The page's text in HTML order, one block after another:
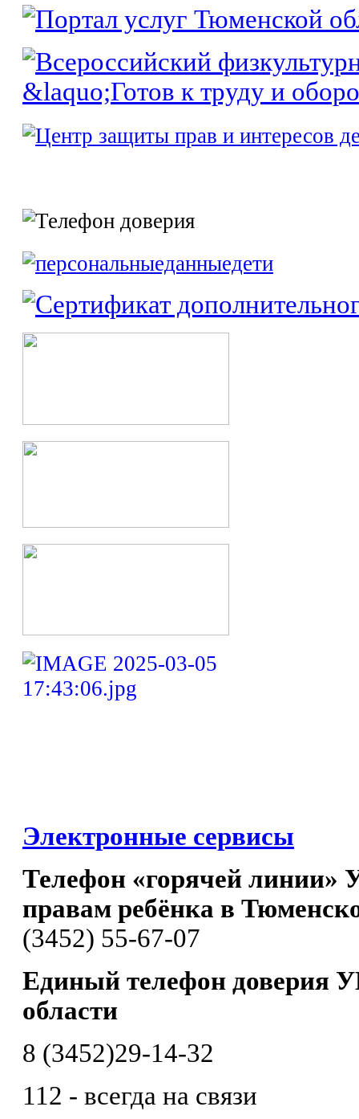
Электронные сервисы
Телефон «горячей линии»
правам ребёнка в
(3452) 55-67-07
Единый телефон доверия
области
8 (3452)29-14-32
112 - всегда на связи